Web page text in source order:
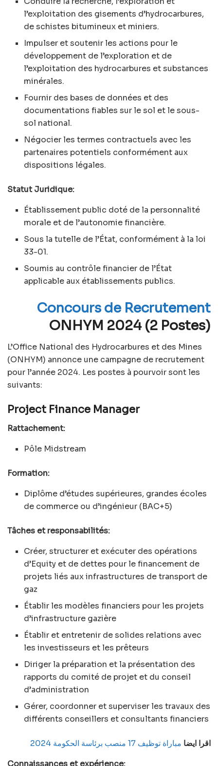
l’exploitation des gisements d’hydrocarbures,
de schistes bitumineux et miniers.
Impulser et soutenir les actions pour le
développement de l’exploration et de
l’exploitation des hydrocarbures et substances
minérales.
Fournir des bases de données et des
documentations fiables sur le sol et le sous-
sol national.
Négocier les termes contractuels avec les
partenaires potentiels conformément aux
dispositions légales.
Statut Juridique:
Établissement public doté de la personnalité
morale et de l’autonomie financière.
Sous la tutelle de l’État, conformément à la loi
33-01.
Soumis au contrôle financier de l’État
applicable aux établissements publics.
Concours de Recrutement
ONHYM 2024 (2 Postes)
L’Office National des Hydrocarbures et des Mines
(ONHYM) annonce une campagne de recrutement
pour l’année 2024. Les postes à pourvoir sont les
suivants:
Project Finance Manager
Rattachement:
Pôle Midstream
Formation:
Diplôme d’études supérieures, grandes écoles
de commerce ou d’ingénieur (BAC+5)
Tâches et responsabilités:
Créer, structurer et exécuter des opérations
d’Equity et de dettes pour le financement de
projets liés aux infrastructures de transport de
gaz
Établir les modèles financiers pour les projets
d’infrastructure gazière
Établir et entretenir de solides relations avec
les investisseurs et les prêteurs
Diriger la préparation et la présentation des
rapports du comité de projet et du conseil
d’administration
Gérer, coordonner et superviser les travaux des
différents conseillers et consultants financiers
اقرا ايضا مباراة توظيف 17 منصب برئاسة الحكومة 2024
Connaissances et expérience: